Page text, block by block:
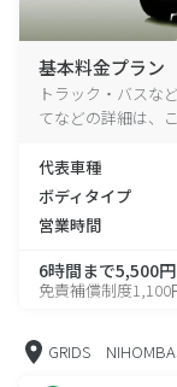
基本料金プラン
トラック・バスな
てなどの詳細は、
代表車種
ボディタイプ
営業時間
6時間まで5,500円
免責補償制度1,100
GRIDS